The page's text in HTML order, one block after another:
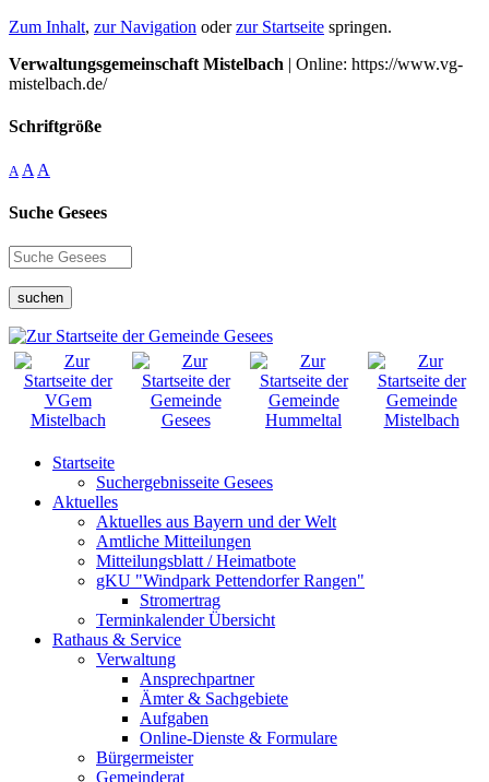
Zum Inhalt, zur Navigation oderzur Startseite springen.
Verwaltungsgemeinschaft Mistelbach | Online: https://www.vg-
mistelbach.de/
Schriftgröße
A A A
Suche Gesees
suchen
Startseite
Suchergebnisseite Gesees
Aktuelles
Aktuelles aus Bayern und der Welt
Amtliche Mitteilungen
Mitteilungsblatt / Heimatbote
gKU "Windpark Pettendorfer Rangen"
Stromertrag
Terminkalender Übersicht
Rathaus & Service
Verwaltung
Ansprechpartner
Ämter & Sachgebiete
Aufgaben
Online-Dienste & Formulare
Bürgermeister
Gemeinderat